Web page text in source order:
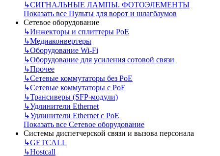
↳СИГНАЛЬНЫЕ ЛАМПЫ. ФОТОЭЛЕМЕНТЫ
Показать все Пульты для ворот и шлагбаумов
Сетевое оборудование
↳Инжекторы и сплиттеры РоЕ
↳Медиаконвертеры
↳Оборудование Wi-Fi
↳Оборудование для усиления сотовой связи
↳Прочее
↳Сетевые коммутаторы без РоЕ
↳Сетевые коммутаторы с РоЕ
↳Трансиверы (SFP-модули)
↳Удлинители Ethernet
↳Удлинители Ethernet с PoE
Показать все Сетевое оборудование
Системы диспетчерской связи и вызова персонала
↳GETCALL
↳Hostcall